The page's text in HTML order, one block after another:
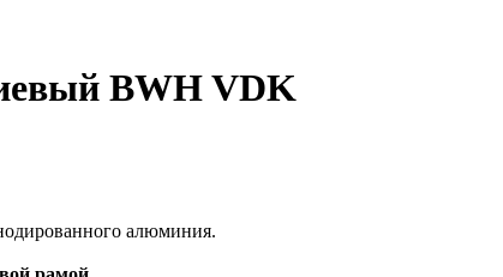
BWH VDK
алюминия.